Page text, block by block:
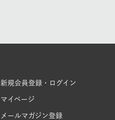
新規会員登録・ログイン
マイページ
メールマガジン登録